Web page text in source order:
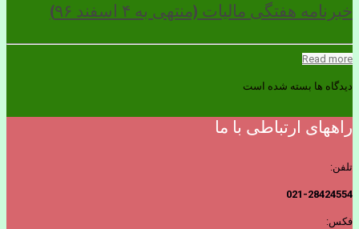
خبرنامه هفتگی مالیات (منتهی به ۴ اسفند ۹۶)
Read more
دیدگاه ها بسته شده است
راههای ارتباطی با ما
تلفن:
021-28424554
فکس: